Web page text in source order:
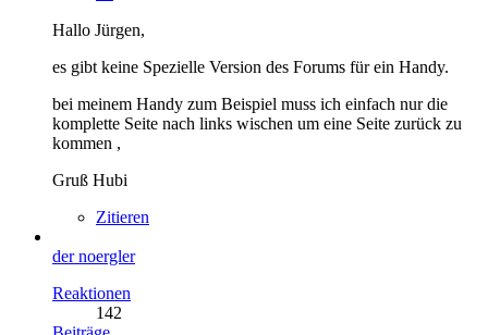
Hallo Jürgen,
es gibt keine Spezielle Version des Forums für ein Handy.
bei meinem Handy zum Beispiel muss ich einfach nur die
komplette Seite nach links wischen um eine Seite zurück zu
kommen ,
Gruß Hubi
Zitieren
der noergler
Reaktionen
142